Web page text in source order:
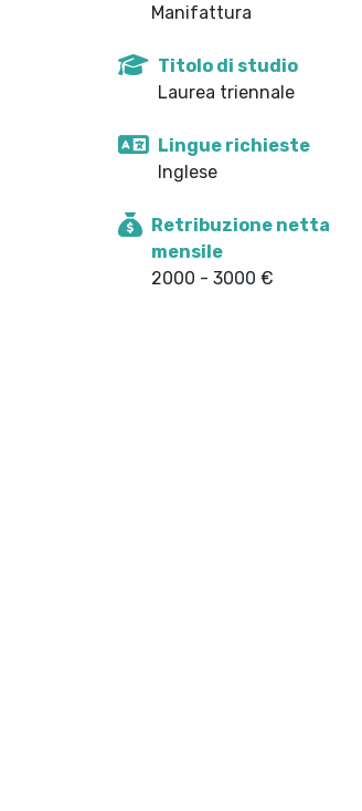
Manifattura
Titolo di studio
Laurea triennale
Lingue richieste
Inglese
Retribuzione netta
mensile
2000 - 3000 €